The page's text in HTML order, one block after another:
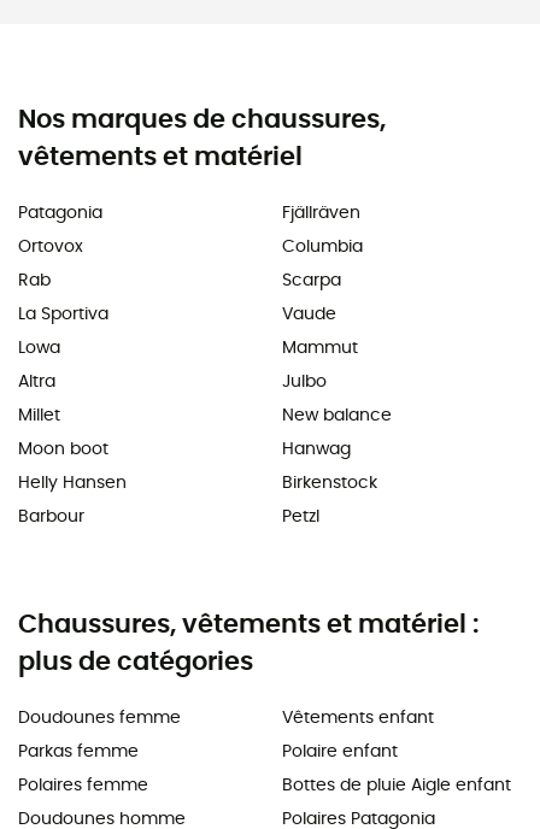
Nos marques de chaussures,
vêtements et matériel
Patagonia
Ortovox
Rab
La Sportiva
Lowa
Altra
Millet
Moon boot
Helly Hansen
Barbour
Fjällräven
Columbia
Scarpa
Vaude
Mammut
Julbo
New balance
Hanwag
Birkenstock
Petzl
Chaussures, vêtements et matériel :
plus de catégories
Doudounes femme
Parkas femme
Polaires femme
Doudounes homme
Vêtements enfant
Polaire enfant
Bottes de pluie Aigle enfant
Polaires Patagonia